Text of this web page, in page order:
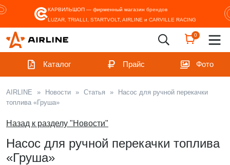
КАРВИЛЬШОП — фирменный магазин брендов
LUZAR, TRIALLI, STARTVOLT, AIRLINE и CARVILLE RACING
0
Каталог Прайс Фото
AIRLINE » Новости » Статья »
Насос для ручной перекачки
топлива «Груша»
Назад к разделу "Новости"
Насос для ручной перекачки топлива
«Груша»